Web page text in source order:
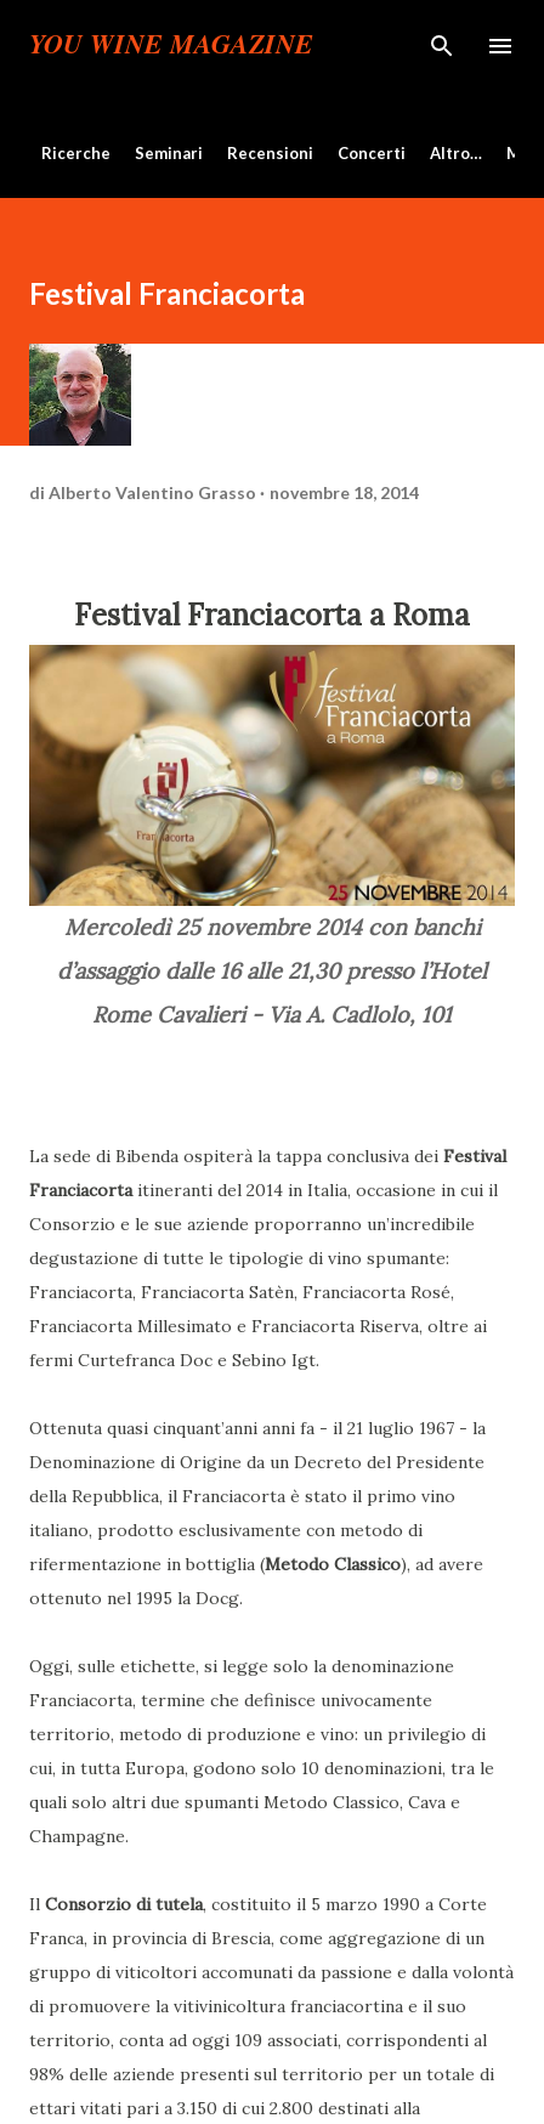
Passa ai contenuti principali
YOU WINE MAGAZINE
Ricerche Seminari Recensioni Concerti Altro…
Festival Franciacorta
di Alberto Valentino Grasso novembre 18, 2014
Festival Franciacorta a Roma
Mercoledì 25 novembre 2014 con banchi
d’assaggio dalle 16 alle 21,30 presso l’Hotel
Rome Cavalieri - Via A. Cadlolo, 101
La sede di Bibenda ospiterà la tappa conclusiva dei Festival
Franciacortaitineranti del 2014 in Italia, occasione in cui il
Consorzio e le sue aziende proporranno un’incredibile
degustazione di tutte le tipologie di vino spumante:
Franciacorta, Franciacorta Satèn, Franciacorta Rosé,
Franciacorta Millesimato e Franciacorta Riserva, oltre ai
fermi Curtefranca Doc e Sebino Igt.
Ottenuta quasi cinquant’anni anni fa - il 21 luglio 1967 - la
Denominazione di Origine da un Decreto del Presidente
della Repubblica, il Franciacorta è stato il primo vino
italiano, prodotto esclusivamente con metodo di
rifermentazione in bottiglia (Metodo Classico), ad avere
ottenuto nel 1995 la Docg.
Oggi, sulle etichette, si legge solo la denominazione
Franciacorta, termine che definisce univocamente
territorio, metodo di produzione e vino: un privilegio di
cui, in tutta Europa, godono solo 10 denominazioni, tra le
quali solo altri due spumanti Metodo Classico, Cava e
Champagne.
Il Consorzio di tutela, costituito il 5 marzo 1990 a Corte
Franca, in provincia di Brescia, come aggregazione di un
gruppo di viticoltori accomunati da passione e dalla volontà
di promuovere la vitivinicoltura franciacortina e il suo
territorio, conta ad oggi 109 associati, corrispondenti al
98% delle aziende presenti sul territorio per un totale di
ettari vitati pari a 3.150 di cui 2.800 destinati alla